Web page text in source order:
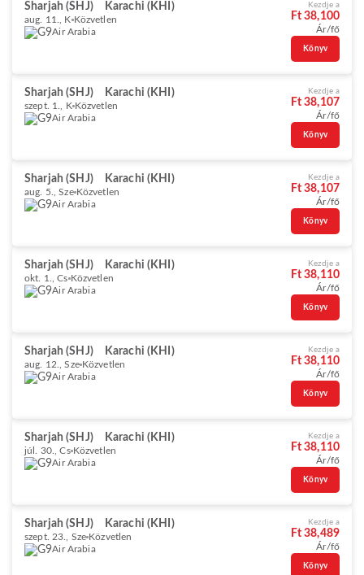
Sharjah (SHJ) Karachi (KHI)
aug. 11., K Közvetlen
Air Arabia
Kezdje a
Ft 38,100
Ár/fő
Könyv
Sharjah (SHJ) Karachi (KHI)
szept. 1., K Közvetlen
Air Arabia
Kezdje a
Ft 38,107
Ár/fő
Könyv
Sharjah (SHJ) Karachi (KHI)
aug. 5., Sze Közvetlen
Air Arabia
Kezdje a
Ft 38,107
Ár/fő
Könyv
Sharjah (SHJ) Karachi (KHI)
okt. 1., Cs Közvetlen
Air Arabia
Kezdje a
Ft 38,110
Ár/fő
Könyv
Sharjah (SHJ) Karachi (KHI)
aug. 12., Sze Közvetlen
Air Arabia
Kezdje a
Ft 38,110
Ár/fő
Könyv
Sharjah (SHJ) Karachi (KHI)
júl. 30., Cs Közvetlen
Air Arabia
Kezdje a
Ft 38,110
Ár/fő
Könyv
Sharjah (SHJ) Karachi (KHI)
szept. 23., Sze Közvetlen
Air Arabia
Kezdje a
Ft 38,489
Ár/fő
Könyv